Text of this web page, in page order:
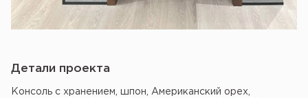
Детали проекта
Консоль с хранением, шпон, Американский орех,